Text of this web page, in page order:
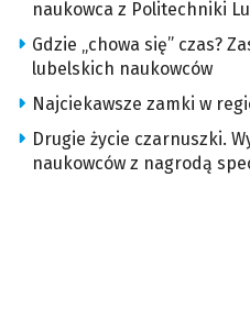
naukowca z Politechniki
Gdzie „chowa się” czas?
lubelskich naukowców
Najciekawsze zamki w
Drugie życie czarnuszki.
naukowców z nagrodą